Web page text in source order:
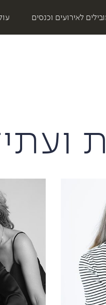
לאירועים וכנסים
חדשנות